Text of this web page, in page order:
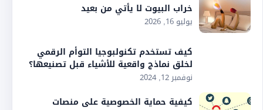
خراب البيوت لا يأتي من بعيد
يوليو 16, 2026
كيف تستخدم تكنولبوجيا التوأم الرقمي
لخلق نماذج واقعية للأشياء قبل تصنيعها؟
نوفمبر 12, 2024
كيفية حماية الخصوصية على منصات